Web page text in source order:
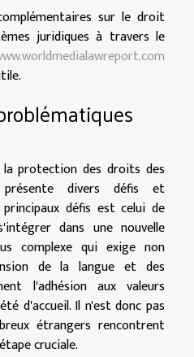
sur le droit
juridiques à travers le
protection des droits des
divers défis et
défis est celui de
dans une nouvelle
complexe qui exige non
de la langue et des
l'adhésion aux valeurs
d'accueil. Il n'est donc pas
étrangers rencontrent
cruciale.